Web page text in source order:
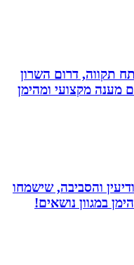
דרום השרון
מקצועי ומהימן
והסביבה, שישמחו
נושאים!